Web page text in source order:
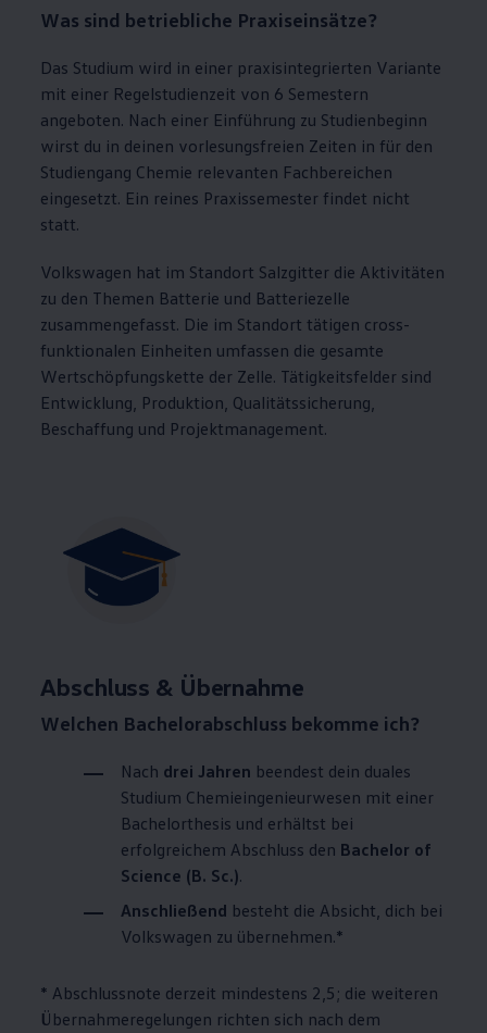
Was sind betriebliche Praxiseinsätze?
Das Studium wird in einer praxisintegrierten Variante
mit einer Regelstudienzeit von 6 Semestern
angeboten. Nach einer Einführung zu Studienbeginn
wirst du in deinen vorlesungsfreien Zeiten in für den
Studiengang Chemie relevanten Fachbereichen
eingesetzt. Ein reines Praxissemester findet nicht
statt.
Volkswagen hat im Standort Salzgitter die Aktivitäten
zu den Themen Batterie und Batteriezelle
zusammengefasst. Die im Standort tätigen cross-
funktionalen Einheiten umfassen die gesamte
Wertschöpfungskette der Zelle. Tätigkeitsfelder sind
Entwicklung, Produktion, Qualitätssicherung,
Beschaffung und Projektmanagement.
Abschluss & Übernahme
Welchen Bachelorabschluss bekomme ich?
Nach drei Jahren beendest dein duales
Studium Chemieingenieurwesen mit einer
Bachelorthesis und erhältst bei
erfolgreichem Abschluss den Bachelor of
Science (B. Sc.).
Anschließend besteht die Absicht, dich bei
Volkswagen zu übernehmen.*
* Abschlussnote derzeit mindestens 2,5; die weiteren
Übernahmeregelungen richten sich nach dem